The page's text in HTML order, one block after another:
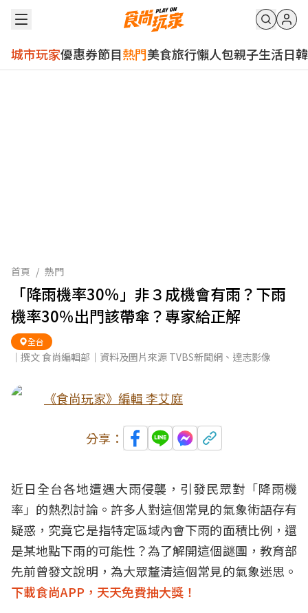
城市玩家優惠券節目熱門美食旅行懶人包親子生活日韓
首頁 / 熱門
「降雨機率30％」非３成機會有雨？下雨
機率30％出門該帶傘？專家給正解
全台
｜撰文 食尚編輯部｜資料及圖片來源 TVBS新聞網、達志影像
《食尚玩家》編輯 李艾庭
分享：
近日全台各地遭遇大雨侵襲，引發民眾對「降雨機
率」的熱烈討論。許多人對這個常見的氣象術語存有
疑惑，究竟它是指特定區域內會下雨的面積比例，還
是某地點下雨的可能性？為了解開這個謎團，教育部
先前曾發文說明，為大眾釐清這個常見的氣象迷思。
下載食尚APP，天天免費抽大獎！